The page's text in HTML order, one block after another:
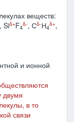
веществ:
, Siδ+F4
δ-, Сδ-Н4
δ+,
и ионной
двумя
в то
связи